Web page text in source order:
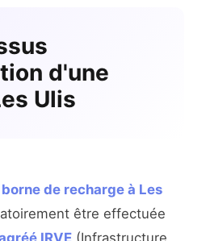
d'une
Ulis
de recharge à Les
être effectuée